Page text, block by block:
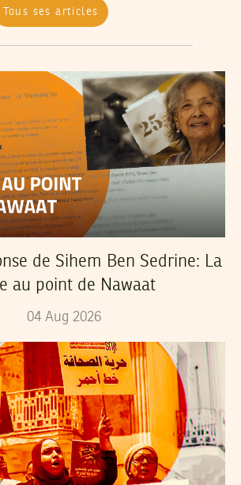
Tous ses articles
de Sihem Ben Sedrine: La
au point de Nawaat
04 Aug 2026